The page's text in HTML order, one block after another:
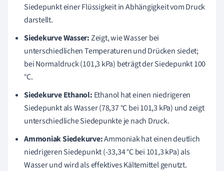
Siedepunkt einer Flüssigkeit in Abhängigkeit vom Druck
darstellt.
Siedekurve Wasser:Zeigt, wie Wasser bei
unterschiedlichen Temperaturen und Drücken siedet;
bei Normaldruck (101,3 kPa) beträgt der Siedepunkt 100
°C.
Siedekurve Ethanol: Ethanol hat einen niedrigeren
Siedepunkt als Wasser (78,37 °C bei 101,3 kPa) und zeigt
unterschiedliche Siedepunkte je nach Druck.
Ammoniak Siedekurve:Ammoniak hat einen deutlich
niedrigeren Siedepunkt (-33,34 °C bei 101,3 kPa) als
Wasser und wird als effektives Kältemittel genutzt.